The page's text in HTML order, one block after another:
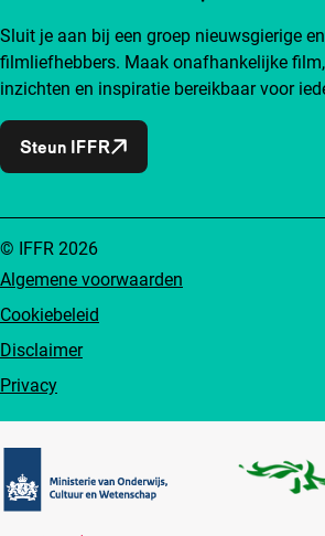
Sluit je aan bij een groep nieuwsgierige
filmliefhebbers. Maak onafhankelijke
inzichten en inspiratie bereikbaar voor
Steun IFFR
Algemene voorwaarden
Cookiebeleid
Disclaimer
Privacy
© IFFR 2026